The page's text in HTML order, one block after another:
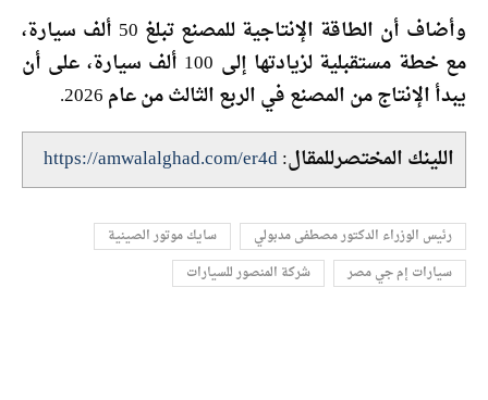
وأضاف أن الطاقة الإنتاجية للمصنع تبلغ 50 ألف سيارة،
مع خطة مستقبلية لزيادتها إلى 100 ألف سيارة، على أن
يبدأ الإنتاج من المصنع في الربع الثالث من عام 2026.
اللينك المختصرللمقال:https://amwalalghad.com/er4d
رئيس الوزراء الدكتور مصطفى مدبولي
سايك موتور الصينية
سيارات إم جي مصر
شركة المنصور للسيارات